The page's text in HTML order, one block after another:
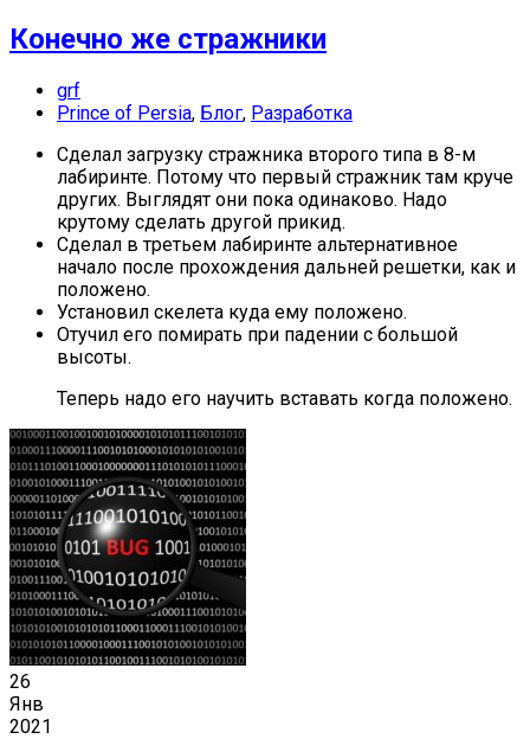
Конечно же стражники
grf
Prince of Persia, Блог, Разработка
Сделал загрузку стражника второго типа в 8-м
лабиринте. Потому что первый стражник там круче
других. Выглядят они пока одинаково. Надо
крутому сделать другой прикид.
Сделал в третьем лабиринте альтернативное
начало после прохождения дальней решетки, как и
положено.
Установил скелета куда ему положено.
Отучил его помирать при падении с большой
высоты.
Теперь надо его научить вставать когда положено.
26
Янв
2021